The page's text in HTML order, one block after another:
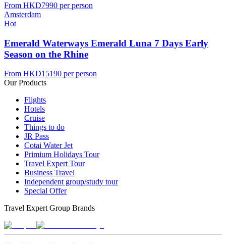
From HKD7990 per person
Amsterdam
Hot
Emerald Waterways Emerald Luna 7 Days Early
Season on the Rhine
From HKD15190 per person
Our Products
Flights
Hotels
Cruise
Things to do
JR Pass
Cotai Water Jet
Primium Holidays Tour
Travel Expert Tour
Business Travel
Independent group/study tour
Special Offer
Travel Expert Group Brands